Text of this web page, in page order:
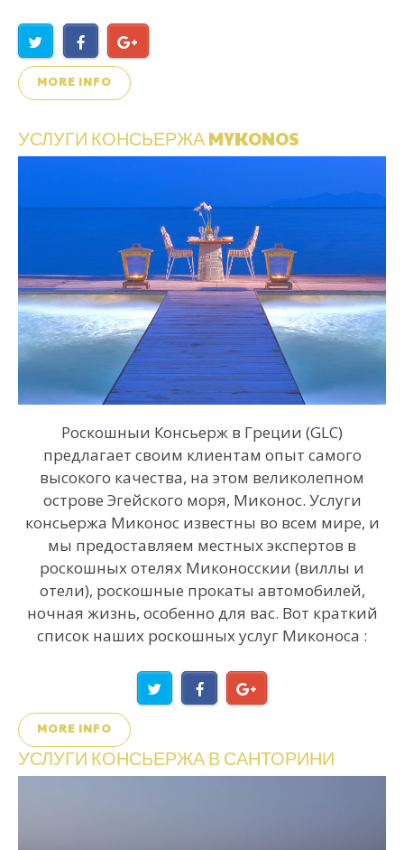
MORE INFO
УСЛУГИ КОНСЬЕРЖАMYKONOS
Роскошныи Консьерж в Греции (GLC)
предлагает своим клиентам опыт самого
высокого качества, на этом великолепном
острове Эгейского моря, Миконос. Услуги
консьержа Миконос известны во всем мире, и
мы предоставляем местных экспертов в
роскошных отелях Миконосскии (виллы и
отели), роскошные прокаты автомобилей,
ночная жизнь, особенно для вас. Вот краткий
список наших роскошных услуг Миконоса :
MORE INFO
УСЛУГИ КОНСЬЕРЖАВСАНТОРИНИ